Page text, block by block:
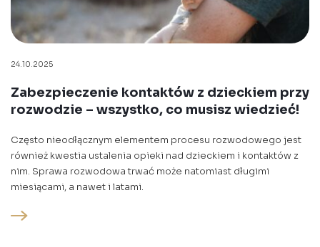
24.10.2025
Zabezpieczenie kontaktów z dzieckiem przy
rozwodzie – wszystko, co musisz wiedzieć!
Często nieodłącznym elementem procesu rozwodowego jest
również kwestia ustalenia opieki nad dzieckiem i kontaktów z
nim. Sprawa rozwodowa trwać może natomiast długimi
miesiącami, a nawet i latami.